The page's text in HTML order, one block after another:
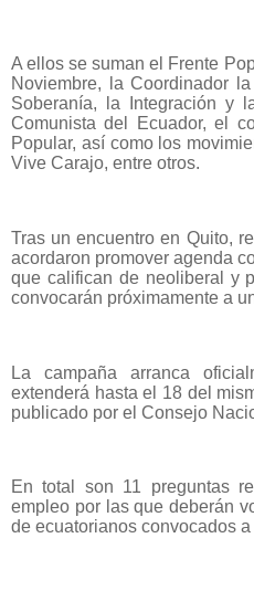
A ellos se suman el Frente
Noviembre, la Coordinador
Soberanía, la Integración y
Comunista del Ecuador, el
Popular, así como los
Vive Carajo, entre otros.
Tras un encuentro en Quito,
acordaron promover agenda
que califican de neoliberal y
convocarán próximamente a
La campaña arranca
extenderá hasta el 18 del
publicado por el Consejo
En total son 11 preguntas
empleo por las que deberán
de ecuatorianos convocados a